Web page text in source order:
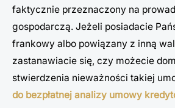
faktycznie przeznaczony na
gospodarczą. Jeżeli posiadacie
frankowy albo powiązany z inną
zastanawiacie się, czy możecie
stwierdzenia nieważności takiej
do bezpłatnej analizy umowy